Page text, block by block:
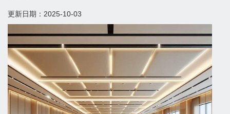
更新日期： 2025-10-03